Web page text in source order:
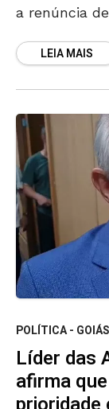
a renúncia
LEIA MAIS
POLÍTICA - GOIÁS
Líder das
afirma